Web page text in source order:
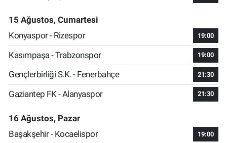
15 Ağustos, Cumartesi
Konyaspor - Rizespor
19:00
Kasımpaşa - Trabzonspor 19:00
Gençlerbirliği S.K. - Fenerbahçe 21:30
Gaziantep FK - Alanyaspor 21:30
16 Ağustos, Pazar
Başakşehir - Kocaelispor
19:00